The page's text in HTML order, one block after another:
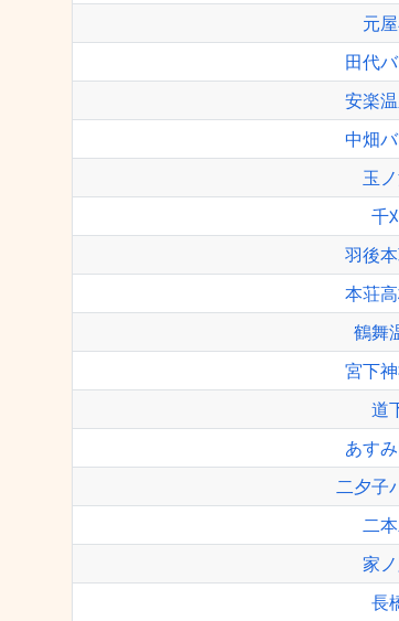
元
田代
安楽
中畑
玉
千
羽後
本荘
鶴舞
宮下
道
あす
二夕子
二
家
長